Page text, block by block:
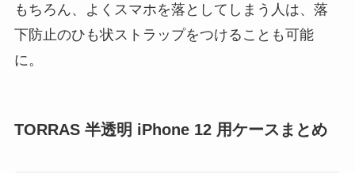
もちろん、よくスマホを落としてしまう人は、落
下防止のひも状ストラップをつけることも可能
に。
TORRAS 半透明 iPhone 12 用ケースまとめ